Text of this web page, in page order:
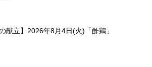
の献立】2026年8月4日(火)「酢鶏」